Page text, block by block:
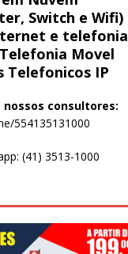
Switch e Wifi)
e telefonia
Movel
Telefonicos IP
nossos consultores:
554135131000
(41) 3513-1000